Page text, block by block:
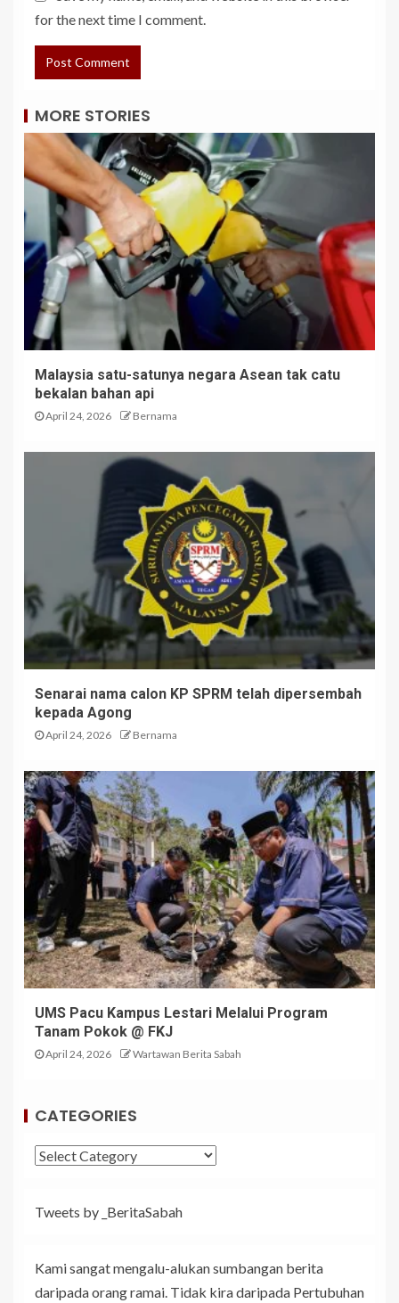
for the next time I comment.
MORE STORIES
Malaysia satu-satunya negara Asean tak catu
bekalan bahan api
April 24, 2026 Bernama
Senarai nama calon KP SPRM telah dipersembah
kepada Agong
April 24, 2026 Bernama
UMS Pacu Kampus Lestari Melalui Program
Tanam Pokok @ FKJ
April 24, 2026 Wartawan Berita Sabah
CATEGORIES
Tweets by _BeritaSabah
Kami sangat mengalu-alukan sumbangan berita
daripada orang ramai. Tidak kira daripada Pertubuhan